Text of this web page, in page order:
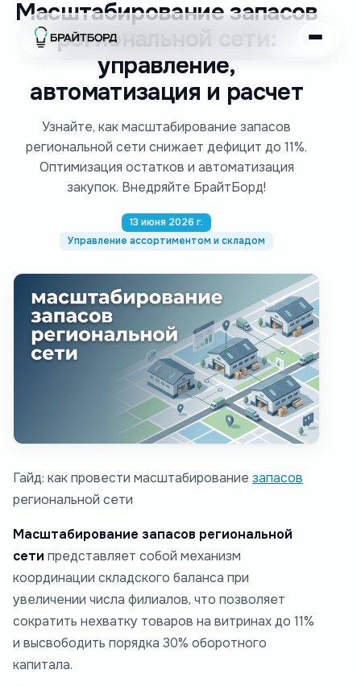
Масштабирование запасов
региональной сети:
управление,
автоматизация и расчет
Узнайте, как масштабирование запасов
региональной сети снижает дефицит до 11%.
Оптимизация остатков и автоматизация
закупок. Внедряйте БрайтБорд!
13 июня 2026 г.
Управление ассортиментом и складом
Гайд: как провести масштабирование запасов
региональной сети
Масштабирование запасов региональной
сети представляет собой механизм
координации складского баланса при
увеличении числа филиалов, что позволяет
сократить нехватку товаров на витринах до 11%
и высвободить порядка 30% оборотного
капитала.